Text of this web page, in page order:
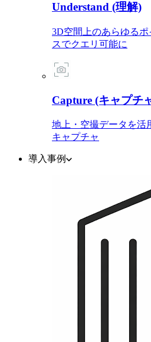
Understand (理解)
3D空間上のあらゆる
スでクエリ可能に
Capture (キャプチ
地上・空撮データを活
キャプチャ
導入事例